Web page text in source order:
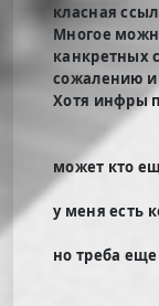
класная
Многое
канкретных
сожалению и
Хотя инфры
может кто
у меня есть
но треба еще